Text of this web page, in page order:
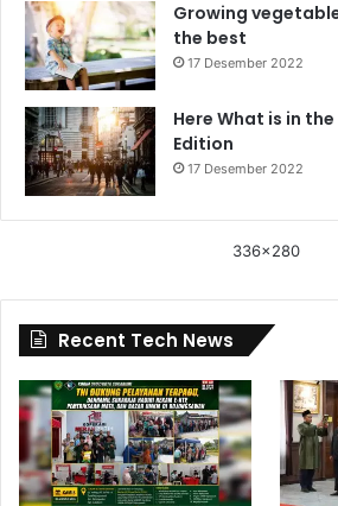
Growing
the best
17 Desember 2022
Here What is in
Edition
17 Desember 2022
336x280
Recent Tech News